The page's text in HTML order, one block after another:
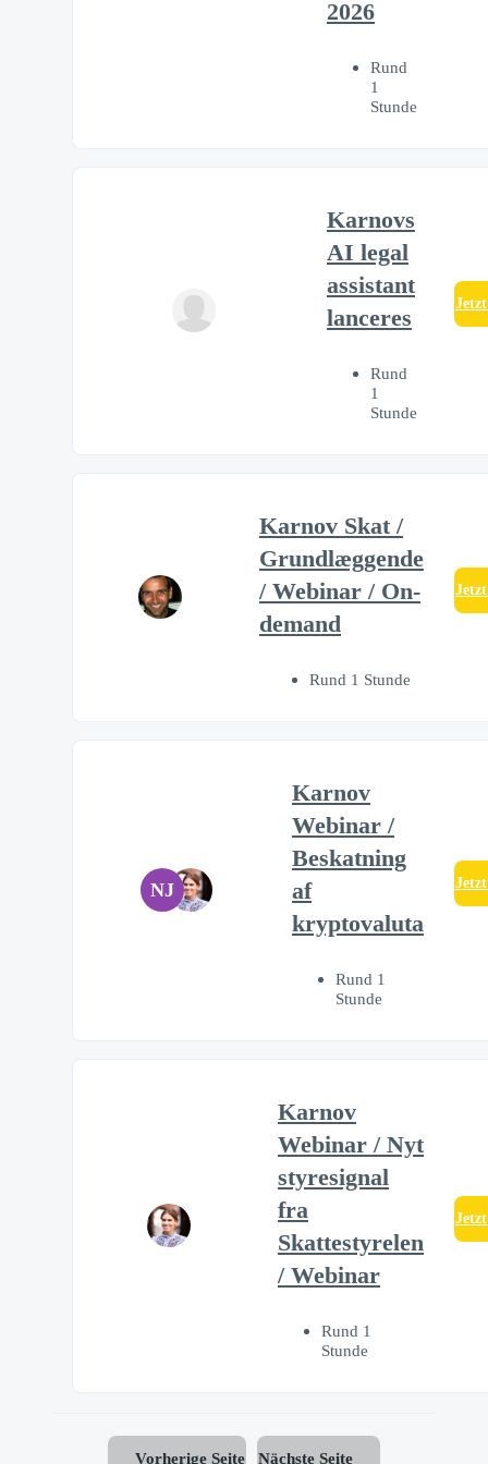
2026
Rund
1
Stunde
Karnovs
AI legal
assistant
lanceres
Rund
1
Stunde
Karnov Skat /
Grundlæggende
/ Webinar / On-
demand
Rund 1 Stunde
NJ
Karnov
Webinar /
Beskatning
af
kryptovaluta
Rund 1
Stunde
Karnov
Webinar / Nyt
styresignal
fra
Skattestyrelen
/ Webinar
Rund 1
Stunde
Vorherige Seite Nächste Seite